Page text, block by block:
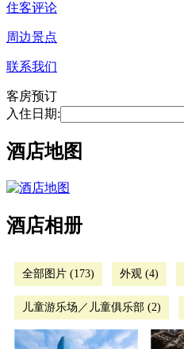
住客评论
周边景点
联系我们
客房预订
入住日期:
酒店地图
酒店相册
全部图片 (173) 外观 (4)
儿童游乐场／儿童俱乐部 (2)